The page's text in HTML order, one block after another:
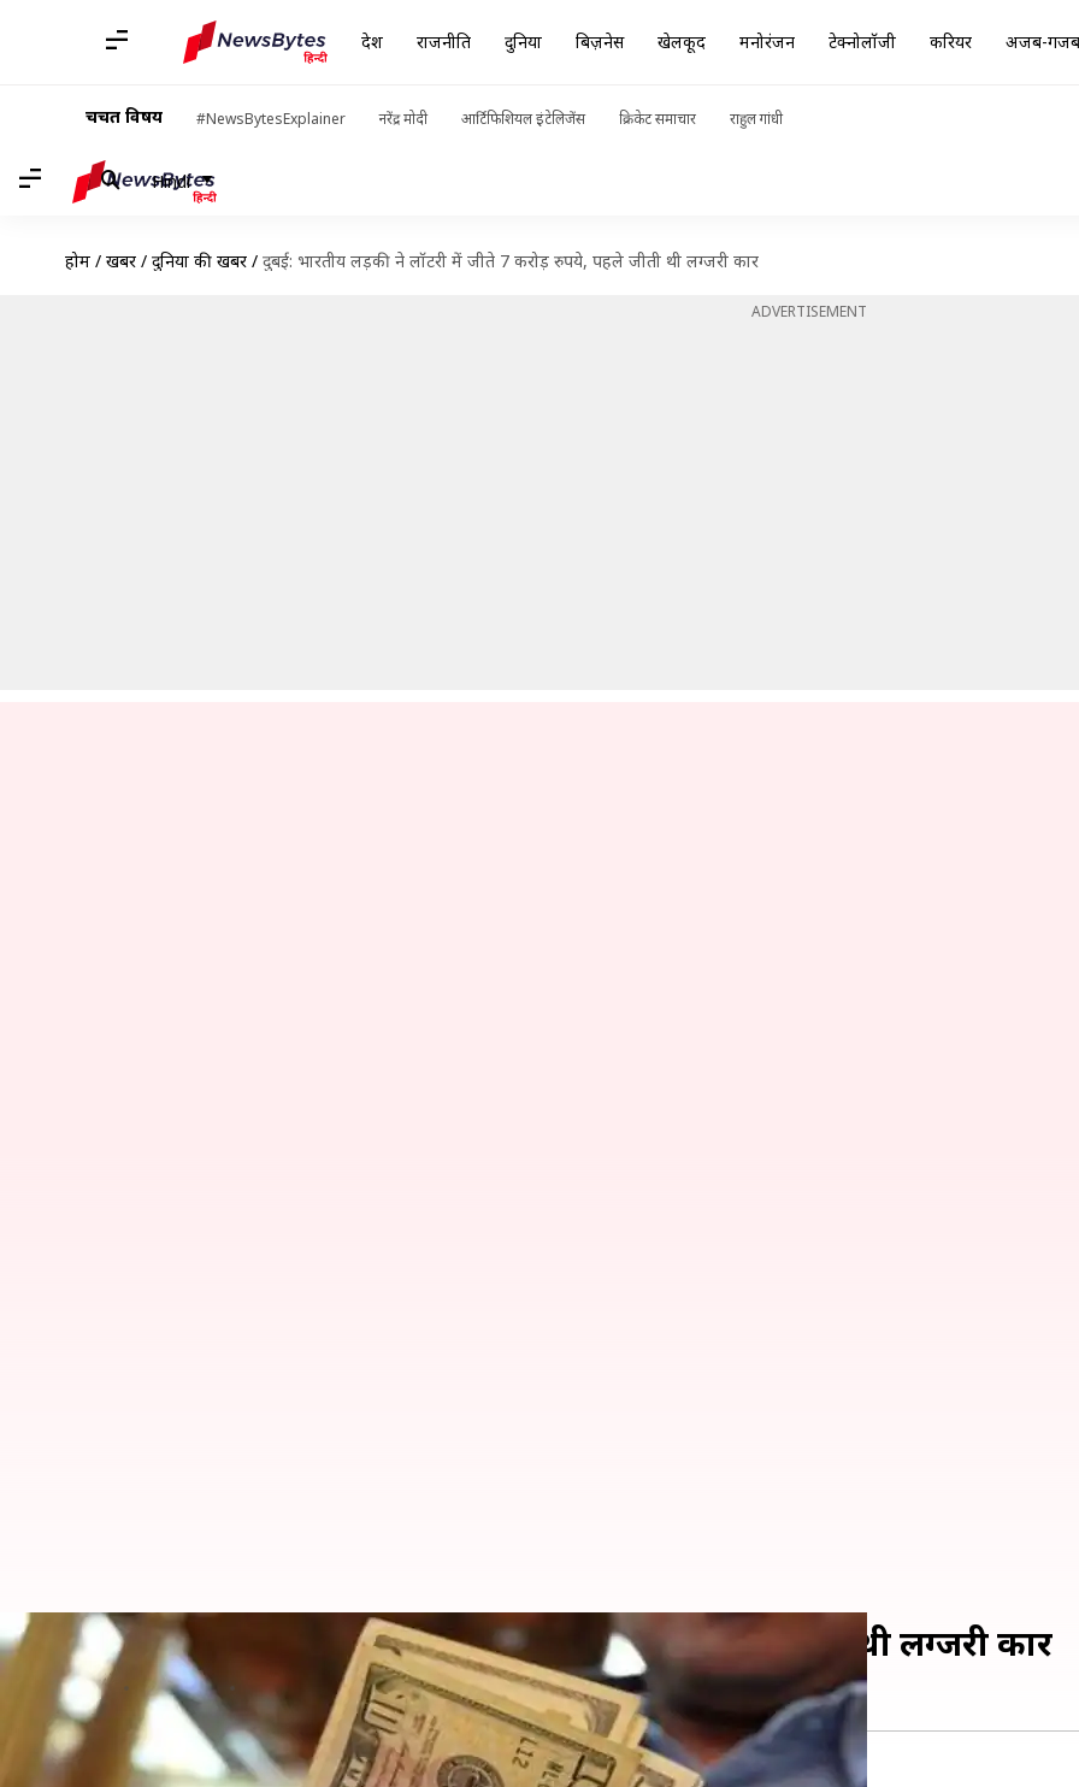
देश राजनीति दुनिया बिज़नेस खेलकूद मनोरंजन टेक्नोलॉजी करियर अजब-गजब
चर्चित विषय #NewsBytesExplainer नरेंद्र मोदी आर्टिफिशियल इंटेलिजेंस क्रिकेट समाचार राहुल गांधी
Hindi
होम / खबरें / दुनिया की खबरें / दुबई: भारतीय लड़की ने लॉटरी में जीते 7 करोड़ रुपये, पहले जीती थी लग्जरी कार
ADVERTISEMENT
दुबई: भारतीय लड़की ने लॉटरी में जीते 7 करोड़ रुपये, पहले जीती थी लग्जरी कार
प्रमोद कुमार Apr 17, 2019
क्या है खबर?